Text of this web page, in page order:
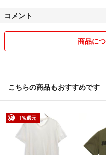
マル イタリア製 ハイブランド レ
したらお申し付けください☆
法をご希望の方はコメントにて
指定日等もご遠慮なくコメント
がございます。どちらかご希望
☆商品について
コメント
商品に
こちらの商品もおすすめです
1%還元